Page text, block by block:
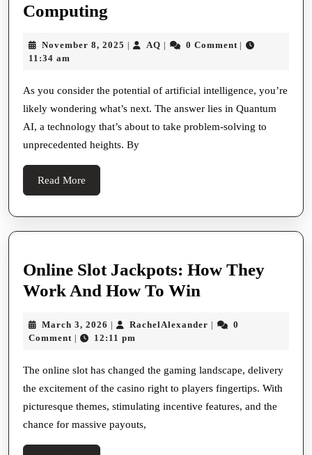
Online
And
Sociable
Media
Computing
The
of
Artificial
Intelligence
and
November 8, 2025 November
| AQ AQ
| 0 Comment |
11:34 am
As you consider the potential of artificial intelligence, you’re
likely wondering what’s next. The answer lies in Quantum
AI, a technology that’s about to take problem-solving to
unprecedented heights. By
Read More
More
Online Slot Jackpots: How They
Work And How To Win
Jackpots:
They
Work
And
March 3, 2026 March
3,
| RachelAlexander RachelAlexander
|
0
Comment | 12:11 pm
The online slot has changed the gaming landscape, delivery
the excitement of the casino right to players fingertips. With
picturesque themes, stimulating incentive features, and the
chance for massive payouts,